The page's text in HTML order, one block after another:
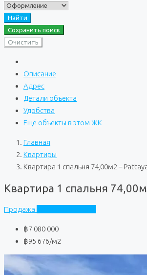
Найти
Сохранить поиск
Очистить
Описание
Адрес
Детали объекта
Удобства
Еще объекты в этом ЖК
Главная
Квартиры
Квартира 1 спальня 74,00м2 –
Квартира 1 спальня
Продажа
฿7 080 000
฿95 676/м2